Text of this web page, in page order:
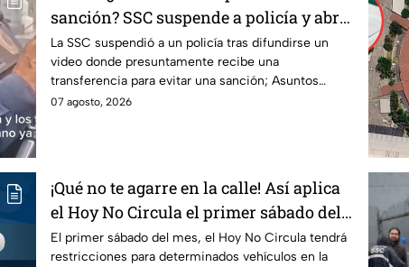
sanción? SSC suspende a policía y abre
investigación
La SSC suspendió a un policía tras difundirse un
video donde presuntamente recibe una
transferencia para evitar una sanción; Asuntos
Internos ya investiga.
07 agosto, 2026
¡Qué no te agarre en la calle! Así aplica
el Hoy No Circula el primer sábado del
mes
El primer sábado del mes, el Hoy No Circula tendrá
restricciones para determinados vehículos en la